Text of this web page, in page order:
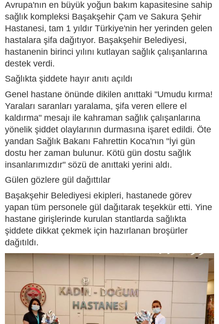
Avrupa'nın en büyük yoğun bakım kapasitesine sahip
sağlık kompleksi Başakşehir Çam ve Sakura Şehir
Hastanesi, tam 1 yıldır Türkiye'nin her yerinden gelen
hastalara şifa dağıtıyor. Başakşehir Belediyesi,
hastanenin birinci yılını kutlayan sağlık çalışanlarına
destek verdi.
Sağlıkta şiddete hayır anıtı açıldı
Genel hastane önünde dikilen anıttaki "Umudu kırma!
Yaraları saranları yaralama, şifa veren ellere el
kaldırma" mesajı ile kahraman sağlık çalışanlarına
yönelik şiddet olaylarının durmasına işaret edildi. Öte
yandan Sağlık Bakanı Fahrettin Koca'nın "İyi gün
dostu her zaman bulunur. Kötü gün dostu sağlık
insanlarımızdır" sözü de anıttaki yerini aldı.
Gülen gözlere gül dağıttılar
Başakşehir Belediyesi ekipleri, hastanede görev
yapan tüm personele gül dağıtarak teşekkür etti. Yine
hastane girişlerinde kurulan stantlarda sağlıkta
şiddete dikkat çekmek için hazırlanan broşürler
dağıtıldı.